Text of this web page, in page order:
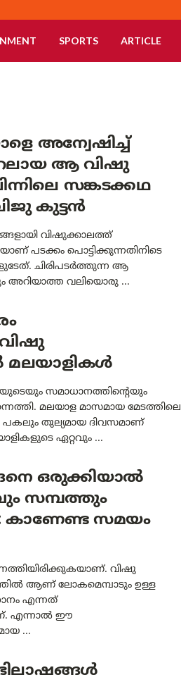
SPORTS ARTICLE
അന്വേഷിച്ച്
ആ വിഷു
സങ്കടക്കഥ
കുട്ടൻ
വിഷുക്കാലത്ത്
പടക്കം പൊട്ടിക്കുന്നതിനിടെ
ചിരിപടർത്തുന്ന ആ
അറിയാത്ത വലിയൊരു ...
സമാധാനത്തിന്റെയും
മലയാള മാസമായ മേടത്തിലെ
തുല്യമായ ദിവസമാണ്
ഏറ്റവും ...
ഒരുക്കിയാല്‍
സമ്പത്തും
സമയം
വിഷു
ആണ് ലോകമെമ്പാടും ഉള്ള
എന്നത്
എന്നാൽ ഈ
...